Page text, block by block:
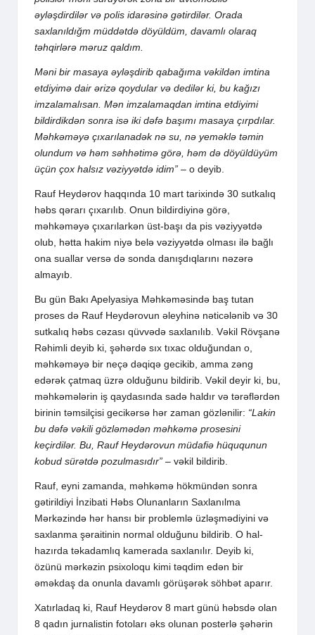
əyləşdirdilər və polis idarəsinə gətirdilər. Orada
saxlanıldığm müddətdə döyüldüm, davamlı olaraq
təhqirlərə məruz qaldım.
Məni bir masaya əyləşdirib qabağıma vəkildən imtina
etdiyimə dair ərizə qoydular və dedilər ki, bu kağızı
imzalamalısan. Mən imzalamaqdan imtina etdiyimi
bildirdikdən sonra isə iki dəfə başımı masaya çırpdılar.
Məhkəməyə çıxarılanadək nə su, nə yeməklə təmin
olundum və həm səhhətimə görə, həm də döyüldüyüm
üçün çox halsız vəziyyətdə idim” – o deyib.
Rauf Heydərov haqqında 10 mart tarixində 30 sutkalıq
həbs qərarı çıxarılıb. Onun bildirdiyinə görə,
məhkəməyə çıxarılarkən üst-başı da pis vəziyyətdə
olub, hətta hakim niyə belə vəziyyətdə olması ilə bağlı
ona suallar versə də sonda danışdıqlarını nəzərə
almayıb.
Bu gün Bakı Apelyasiya Məhkəməsində baş tutan
proses də Rauf Heydərovun əleyhinə nəticələnib və 30
sutkalıq həbs cəzası qüvvədə saxlanılıb. Vəkil Rövşanə
Rəhimli deyib ki, şəhərdə sıx tıxac olduğundan o,
məhkəməyə bir neçə dəqiqə gecikib, amma zəng
edərək çatmaq üzrə olduğunu bildirib. Vəkil deyir ki, bu,
məhkəmələrin iş qaydasında sadə haldır və tərəflərdən
birinin təmsilçisi gecikərsə hər zaman gözlənilir: “Lakin
bu dəfə vəkili gözləmədən məhkəmə prosesini
keçirdilər. Bu, Rauf Heydərovun müdafiə hüququnun
kobud sürətdə pozulmasıdır” – vəkil bildirib.
Rauf, eyni zamanda, məhkəmə hökmündən sonra
gətirildiyi İnzibati Həbs Olunanların Saxlanılma
Mərkəzində hər hansı bir problemlə üzləşmədiyini və
saxlanma şəraitinin normal olduğunu bildirib. O hal-
hazırda təkadamlıq kamerada saxlanılır. Deyib ki,
özünü mərkəzin psixoloqu kimi təqdim edən bir
əməkdaş da onunla davamlı görüşərək söhbət aparır.
Xatırladaq ki, Rauf Heydərov 8 mart günü həbsdə olan
8 qadın jurnalistin fotoları əks olunan posterlə şəhərin